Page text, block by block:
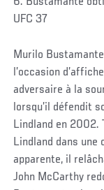
UFC 37
Murilo
l’occasion
adversaire à la
lorsqu’il défendit
Lindland en 2002.
Lindland dans une
apparente, il
John McCarthy